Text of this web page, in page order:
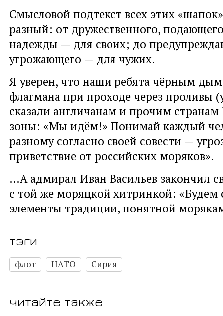
Смысловой подтекст всех этих
разный: от дружественного,
надежды — для своих; до
угрожающего — для чужих.
Я уверен, что наши ребята чёрным
флагмана при проходе через проливы
сказали англичанам и прочим
зоны: «Мы идём!» Понимай каждый
разному согласно своей совести —
приветствие от российских моряков».
…А адмирал Иван Васильев закончил
с той же моряцкой хитринкой: «Будем
элементы традиции, понятной
тэги
флот НАТО Сирия
читайте также